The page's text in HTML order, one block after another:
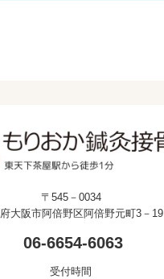
〒545－0034
大阪市阿倍野区阿倍野元町3－19
06-6654-6063
受付時間